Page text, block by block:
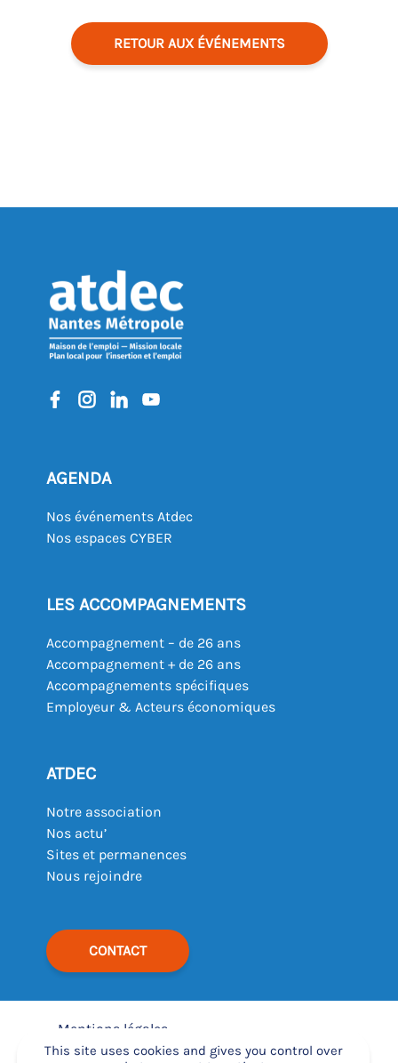
RETOUR AUX ÉVÉNEMENTS
AGENDA
Nos événements Atdec
Nos espaces CYBER
LES ACCOMPAGNEMENTS
Accompagnement – de 26 ans
Accompagnement + de 26 ans
Accompagnements spécifiques
Employeur & Acteurs économiques
ATDEC
Notre association
Nos actu’
Sites et permanences
Nous rejoindre
CONTACT
Mentions légales
–
This site uses cookies and gives you control over